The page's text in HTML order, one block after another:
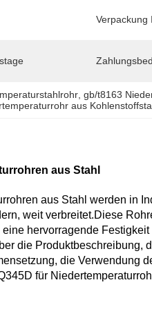
Verpackung
, gb/t8163
aus
aus Stahl
aus Stahl werden in
weit verbreitet.Diese
hervorragende
die Produktbeschreibung,
die Verwendung
für